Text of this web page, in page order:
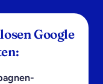
Google